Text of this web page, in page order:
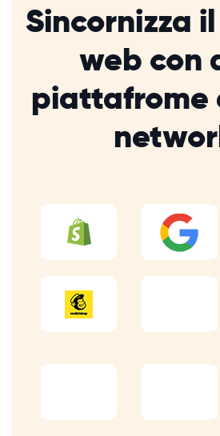
Sincornizza
web con
piattafrome